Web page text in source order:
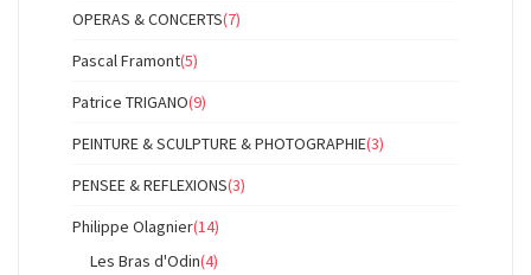
OPERAS & CONCERTS(7)
Pascal Framont(5)
Patrice TRIGANO(9)
PEINTURE & SCULPTURE & PHOTOGRAPHIE(3)
PENSEE & REFLEXIONS(3)
Philippe Olagnier(14)
Les Bras d'Odin(4)